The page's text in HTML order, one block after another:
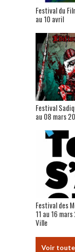
Festival du
au 10 avril
Festival
au 08 mars
Festival des
11 au 16
Ville
Voir